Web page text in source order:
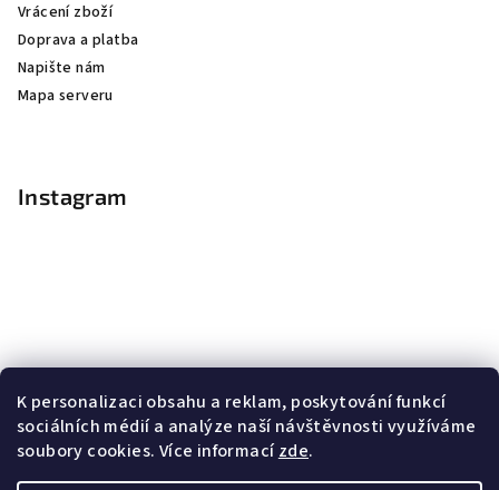
K personalizaci obsahu a reklam, poskytování funkcí
sociálních médií a analýze naší návštěvnosti využíváme
soubory cookies. Více informacízde.
Vrácení zboží
Doprava a platba
Napište nám
Mapa serveru
Instagram